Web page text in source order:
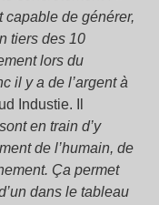
capable de générer,
tiers des 10
lors du
il y a de l’argent à
Industie. Il
en train d’y
de l’humain, de
Ça permet
dans le tableau